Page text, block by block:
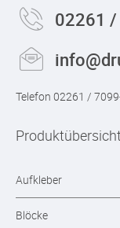
02261
Telefon 02261 /
Produktübersicht
Aufkleber
Blöcke